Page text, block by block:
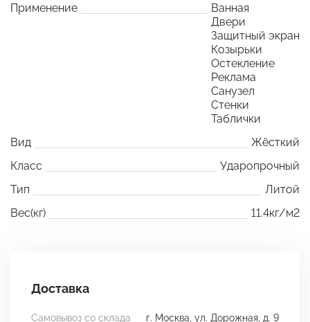
Применение
Ванная
Двери
Защитный экран
Козырьки
Остекление
Реклама
Санузел
Стенки
Таблички
Вид
Жёсткий
Класс
Ударопрочный
Тип
Литой
Вес(кг)
11.4кг/м2
Доставка
Самовывоз со склада
г. Москва, ул. Дорожная, д. 9